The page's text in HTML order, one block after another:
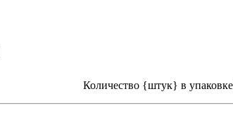
Количество {штук} в